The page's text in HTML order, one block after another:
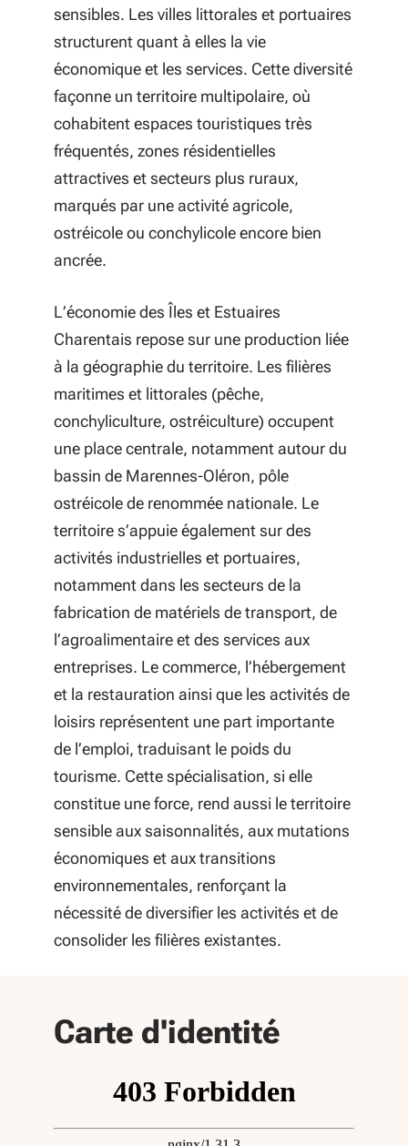
sensibles. Les villes littorales et portuaires
structurent quant à elles la vie
économique et les services. Cette diversité
façonne un territoire multipolaire, où
cohabitent espaces touristiques très
fréquentés, zones résidentielles
attractives et secteurs plus ruraux,
marqués par une activité agricole,
ostréicole ou conchylicole encore bien
ancrée.
L’économie des Îles et Estuaires
Charentais repose sur une production liée
à la géographie du territoire. Les filières
maritimes et littorales (pêche,
conchyliculture, ostréiculture) occupent
une place centrale, notamment autour du
bassin de Marennes-Oléron, pôle
ostréicole de renommée nationale. Le
territoire s’appuie également sur des
activités industrielles et portuaires,
notamment dans les secteurs de la
fabrication de matériels de transport, de
l’agroalimentaire et des services aux
entreprises. Le commerce, l’hébergement
et la restauration ainsi que les activités de
loisirs représentent une part importante
de l’emploi, traduisant le poids du
tourisme. Cette spécialisation, si elle
constitue une force, rend aussi le territoire
sensible aux saisonnalités, aux mutations
économiques et aux transitions
environnementales, renforçant la
nécessité de diversifier les activités et de
consolider les filières existantes.
Carte d'identité